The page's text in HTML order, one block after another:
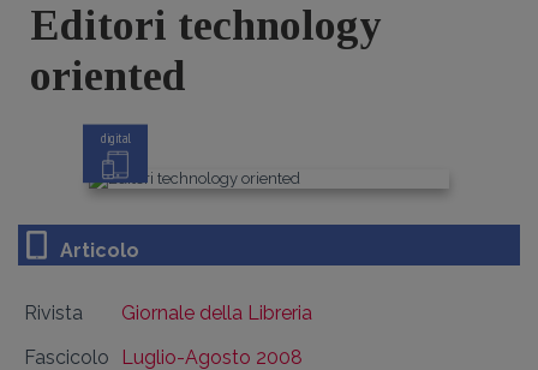
Editori technology
oriented
digital
Articolo
Rivista
Giornale della Libreria
Fascicolo
Luglio-Agosto 2008